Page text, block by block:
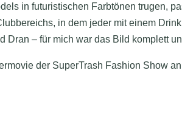
in futuristischen Farbtönen trugen,
in dem jeder mit einem
Dran – für mich war das Bild komplett
der SuperTrash Fashion Show